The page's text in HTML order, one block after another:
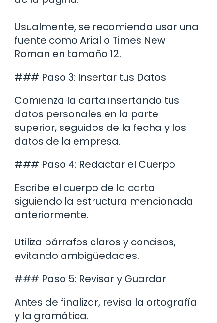
Usualmente, se recomienda usar una
fuente como Arial o Times New
Roman en tamaño 12.
### Paso 3: Insertar tus Datos
Comienza la carta insertando tus
datos personales en la parte
superior, seguidos de la fecha y los
datos de la empresa.
### Paso 4: Redactar el Cuerpo
Escribe el cuerpo de la carta
siguiendo la estructura mencionada
anteriormente.
Utiliza párrafos claros y concisos,
evitando ambigüedades.
### Paso 5: Revisar y Guardar
Antes de finalizar, revisa la ortografía
y la gramática.